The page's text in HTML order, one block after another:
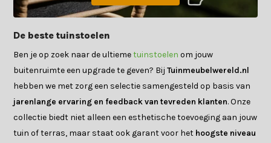
De beste tuinstoelen
Ben je op zoek naar de ultiemetuinstoelen om jouw
buitenruimte een upgrade te geven? BijTuinmeubelwereld.nl
hebben we met zorg een selectie samengesteld op basis van
jarenlange ervaring en feedback van tevreden klanten. Onze
collectie biedt niet alleen een esthetische toevoeging aan jouw
tuin of terras, maar staat ook garant voor het hoogste niveau